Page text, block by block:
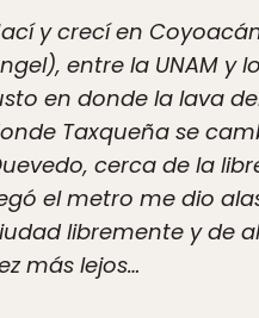
y crecí en
entre la UNAM y
en donde la lava
Taxqueña se
cerca de la
el metro me dio
libremente y de
más lejos…